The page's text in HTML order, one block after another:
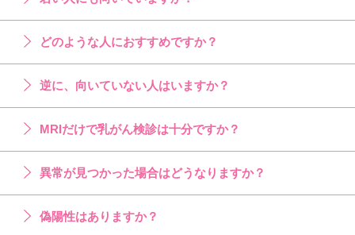
どのような人におすすめですか？
逆に、向いていない人はいますか？
MRIだけで乳がん検診は十分ですか？
異常が見つかった場合はどうなりますか？
偽陽性はありますか？